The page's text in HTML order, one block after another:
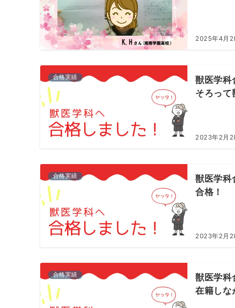
2025年4月
合格実績
獣医学
そろって
2023年2月
合格実績
獣医学
合格！
2023年2月
合格実績
獣医学
在籍しな